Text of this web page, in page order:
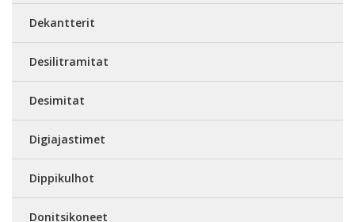
Dekantterit
Desilitramitat
Desimitat
Digiajastimet
Dippikulhot
Donitsikoneet